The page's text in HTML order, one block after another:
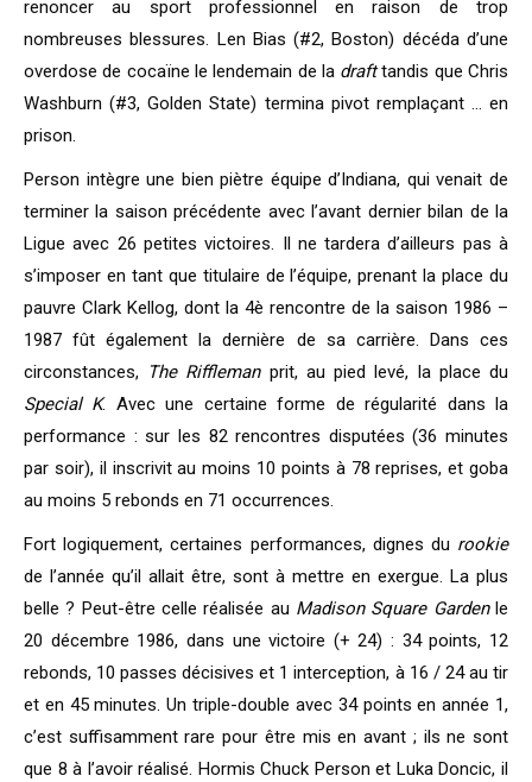
renoncer au sport professionnel en raison de trop
nombreuses blessures. Len Bias (#2, Boston) décéda d’une
overdose de cocaïne le lendemain de la drafttandis que Chris
Washburn (#3, Golden State) termina pivot remplaçant … en
prison.
Person intègre une bien piètre équipe d’Indiana, qui venait de
terminer la saison précédente avec l’avant dernier bilan de la
Ligue avec 26 petites victoires. Il ne tardera d’ailleurs pas à
s’imposer en tant que titulaire de l’équipe, prenant la place du
pauvre Clark Kellog, dont la 4è rencontre de la saison 1986 –
1987 fût également la dernière de sa carrière. Dans ces
circonstances, The Rifflemanprit, au pied levé, la place du
Special K. Avec une certaine forme de régularité dans la
performance : sur les 82 rencontres disputées (36 minutes
par soir), il inscrivit au moins 10 points à 78 reprises, et goba
au moins 5 rebonds en 71 occurrences.
Fort logiquement, certaines performances, dignes du rookie
de l’année qu’il allait être, sont à mettre en exergue. La plus
belle ? Peut-être celle réalisée au Madison Square Gardenle
20 décembre 1986, dans une victoire (+ 24) : 34 points, 12
rebonds, 10 passes décisives et 1 interception, à 16 / 24 au tir
et en 45 minutes. Un triple-double avec 34 points en année 1,
c’est suffisamment rare pour être mis en avant ; ils ne sont
que 8 à l’avoir réalisé. Hormis Chuck Person et Luka Doncic, il